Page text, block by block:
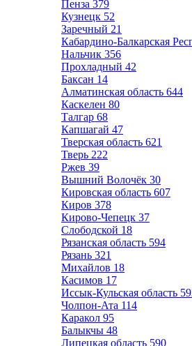
Пенза 379
Кузнецк 52
Заречный 21
Кабардино-Балкарская
Нальчик 356
Прохладный 42
Баксан 14
Алматинская область 644
Каскелен 80
Талгар 68
Капшагай 47
Тверская область 621
Тверь 222
Ржев 39
Вышний Волочёк 30
Кировская область 607
Киров 378
Кирово-Чепецк 37
Слободской 18
Рязанская область 594
Рязань 321
Михайлов 18
Касимов 17
Иссык-Кульская область
Чолпон-Ата 114
Каракол 95
Балыкчы 48
Липецкая область 590